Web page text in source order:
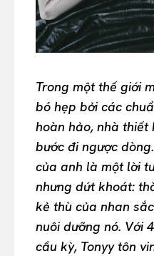
Trong một thế giới
bó hẹp bởi các
hoàn hảo, nhà thiết
bước đi ngược
của anh là một lời
nhưng dứt khoát:
kẻ thù của nhan
nuôi dưỡng nó. Với
cầu kỳ, Tonyy tôn